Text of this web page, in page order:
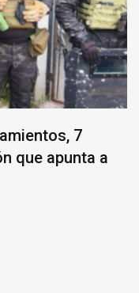
7
que apunta a